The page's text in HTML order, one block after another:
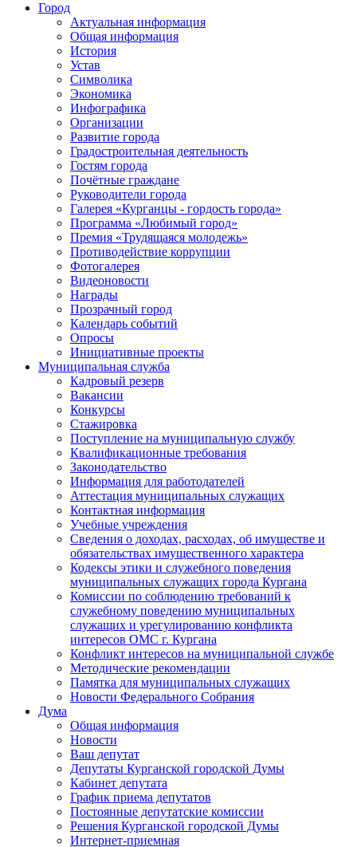
Город
Актуальная информация
Общая информация
История
Устав
Символика
Экономика
Инфографика
Организации
Развитие города
Градостроительная деятельность
Гостям города
Почётные граждане
Руководители города
Галерея «Курганцы - гордость города»
Программа «Любимый город»
Премия «Трудящаяся молодежь»
Противодействие коррупции
Фотогалерея
Видеоновости
Награды
Прозрачный город
Календарь событий
Опросы
Инициативные проекты
Муниципальная служба
Кадровый резерв
Вакансии
Конкурсы
Стажировка
Поступление на муниципальную службу
Квалификационные требования
Законодательство
Информация для работодателей
Аттестация муниципальных служащих
Контактная информация
Учебные учреждения
Сведения о доходах, расходах, об имуществе и
обязательствах имущественного характера
Кодексы этики и служебного поведения
муниципальных служащих города Кургана
Комиссии по соблюдению требований к
служебному поведению муниципальных
служащих и урегулированию конфликта
интересов ОМС г. Кургана
Конфликт интересов на муниципальной службе
Методические рекомендации
Памятка для муниципальных служащих
Новости Федерального Cобрания
Дума
Общая информация
Новости
Ваш депутат
Депутаты Курганской городской Думы
Кабинет депутата
График приема депутатов
Постоянные депутатские комиссии
Решения Курганской городской Думы
Интернет-приемная